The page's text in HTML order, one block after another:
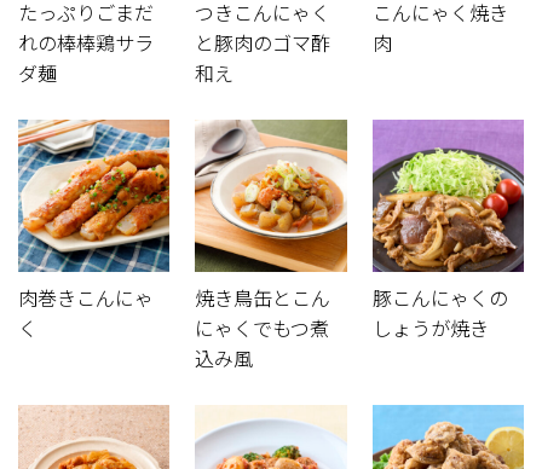
たっぷりごまだ
れの棒棒鶏サラ
ダ麺
つきこんにゃく
と豚肉のゴマ酢
和え
こんにゃく焼き
肉
肉巻きこんにゃ
く
焼き鳥缶とこん
にゃくでもつ煮
込み風
豚こんにゃくの
しょうが焼き